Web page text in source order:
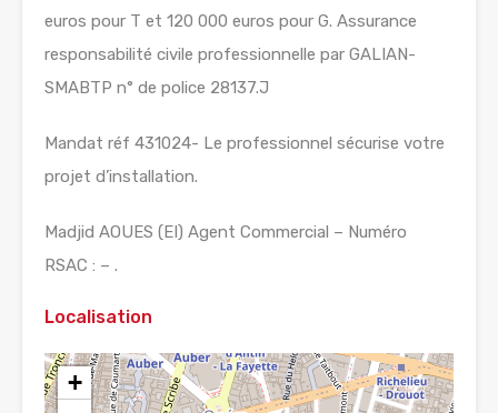
euros pour T et 120 000 euros pour G. Assurance
responsabilité civile professionnelle par GALIAN-
SMABTP n° de police 28137.J
Mandat réf 431024- Le professionnel sécurise votre
projet d’installation.
Madjid AOUES (EI) Agent Commercial – Numéro
RSAC : – .
Localisation
+